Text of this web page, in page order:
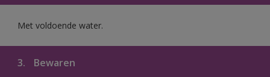
Met voldoende water.
3. Bewaren